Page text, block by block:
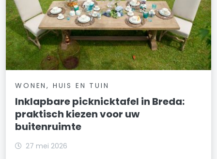
WONEN, HUIS EN TUIN
Inklapbare picknicktafel in Breda:
praktisch kiezen voor uw
buitenruimte
27 mei 2026